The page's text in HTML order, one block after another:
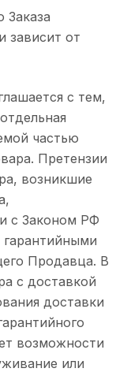
Заказа
зависит от
с тем,
частью
Претензии
возникшие
с Законом РФ
Продавца. В
с доставкой
доставки
возможности
или